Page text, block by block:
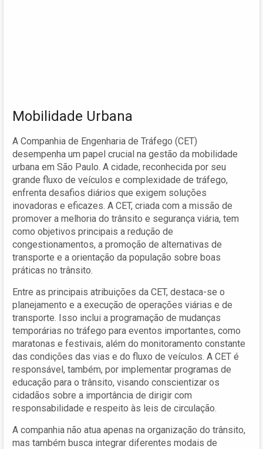
Mobilidade Urbana
A Companhia de Engenharia de Tráfego (CET)
desempenha um papel crucial na gestão da mobilidade
urbana em São Paulo. A cidade, reconhecida por seu
grande fluxo de veículos e complexidade de tráfego,
enfrenta desafios diários que exigem soluções
inovadoras e eficazes. A CET, criada com a missão de
promover a melhoria do trânsito e segurança viária, tem
como objetivos principais a redução de
congestionamentos, a promoção de alternativas de
transporte e a orientação da população sobre boas
práticas no trânsito.
Entre as principais atribuições da CET, destaca-se o
planejamento e a execução de operações viárias e de
transporte. Isso inclui a programação de mudanças
temporárias no tráfego para eventos importantes, como
maratonas e festivais, além do monitoramento constante
das condições das vias e do fluxo de veículos. A CET é
responsável, também, por implementar programas de
educação para o trânsito, visando conscientizar os
cidadãos sobre a importância de dirigir com
responsabilidade e respeito às leis de circulação.
A companhia não atua apenas na organização do trânsito,
mas também busca integrar diferentes modais de